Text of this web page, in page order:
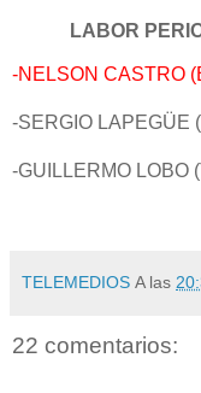
LABOR
-NELSON CASTRO
-SERGIO LAPEGÜE
-GUILLERMO LOBO
TELEMEDIOS A las
22 comentarios: